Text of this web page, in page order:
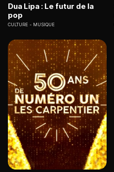
Dua Lipa : Le futur de la
pop
CULTURE MUSIQUE